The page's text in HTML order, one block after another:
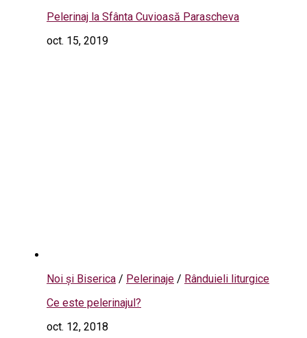
Pelerinaj la Sfânta Cuvioasă Parascheva
oct. 15, 2019
Noi și Biserica / Pelerinaje / Rânduieli liturgice
Ce este pelerinajul?
oct. 12, 2018